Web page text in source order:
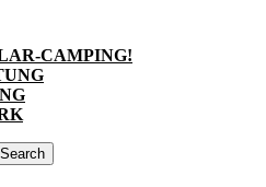
CAMPING!